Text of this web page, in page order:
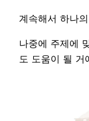
계속해서 하나
나중에 주제에
도 도움이 될 거